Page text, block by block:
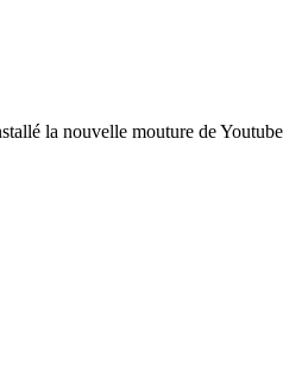
la nouvelle mouture de